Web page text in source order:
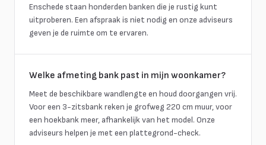
Enschede staan honderden banken die je rustig kunt
uitproberen. Een afspraak is niet nodig en onze adviseurs
geven je de ruimte om te ervaren.
Welke afmeting bank past in mijn woonkamer?
Meet de beschikbare wandlengte en houd doorgangen vrij.
Voor een 3-zitsbank reken je grofweg 220 cm muur, voor
een hoekbank meer, afhankelijk van het model. Onze
adviseurs helpen je met een plattegrond-check.